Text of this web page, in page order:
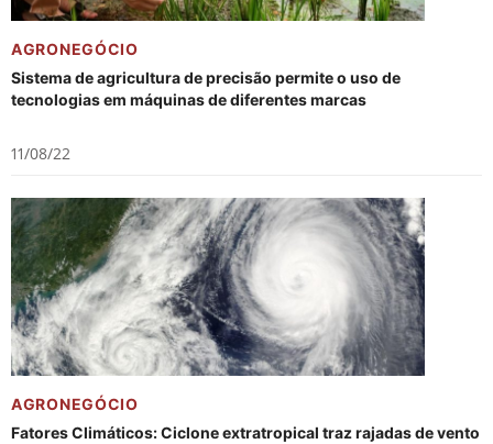
AGRONEGÓCIO
Sistema de agricultura de precisão permite o uso de
tecnologias em máquinas de diferentes marcas
11/08/22
AGRONEGÓCIO
Fatores Climáticos: Ciclone extratropical traz rajadas de vento